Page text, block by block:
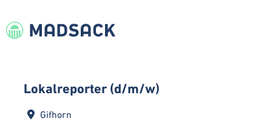
Lokalreporter (d/m/w)
Gifhorn